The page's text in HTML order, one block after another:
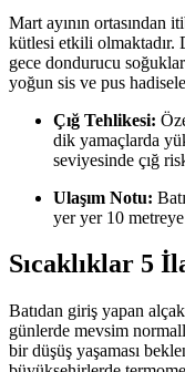
Mart ayının ortasından
kütlesi etkili olmaktadır.
gece dondurucu
yoğun sis ve pus
Çığ Tehlikesi:
dik yamaçlarda
seviyesinde çığ
Ulaşım Notu:
yer yer 10
Sıcaklıklar 5
Batıdan giriş yapan
günlerde mevsim
bir düşüş yaşaması